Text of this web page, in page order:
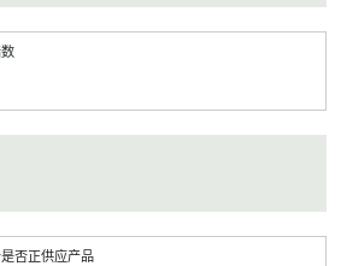
否正供应产品